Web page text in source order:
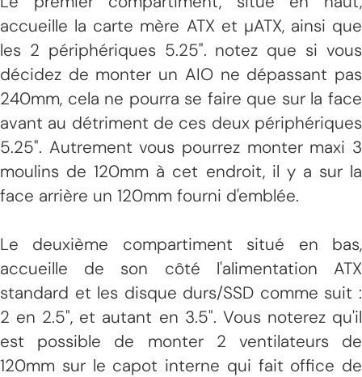
accueille la carte mère ATX et µATX, ainsi que
les 2 périphériques 5.25". notez que si vous
décidez de monter un AIO ne dépassant pas
240mm, cela ne pourra se faire que sur la face
avant au détriment de ces deux périphériques
5.25". Autrement vous pourrez monter maxi 3
moulins de 120mm à cet endroit, il y a sur la
face arrière un 120mm fourni d'emblée.
Le deuxième compartiment situé en bas,
accueille de son côté l'alimentation ATX
standard et les disque durs/SSD comme suit :
2 en 2.5", et autant en 3.5". Vous noterez qu'il
est possible de monter 2 ventilateurs de
120mm sur le capot interne qui fait office de